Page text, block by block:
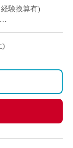
[…]
験換算有)
等
)